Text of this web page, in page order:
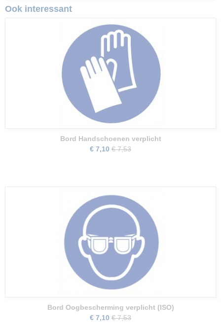
Ook interessant
Bord Handschoenen verplicht
€ 7,10 € 7,53
Bord Oogbescherming verplicht (ISO)
€ 7,10 € 7,53